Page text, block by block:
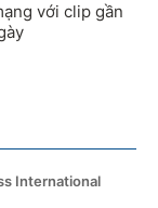
với clip gần
International